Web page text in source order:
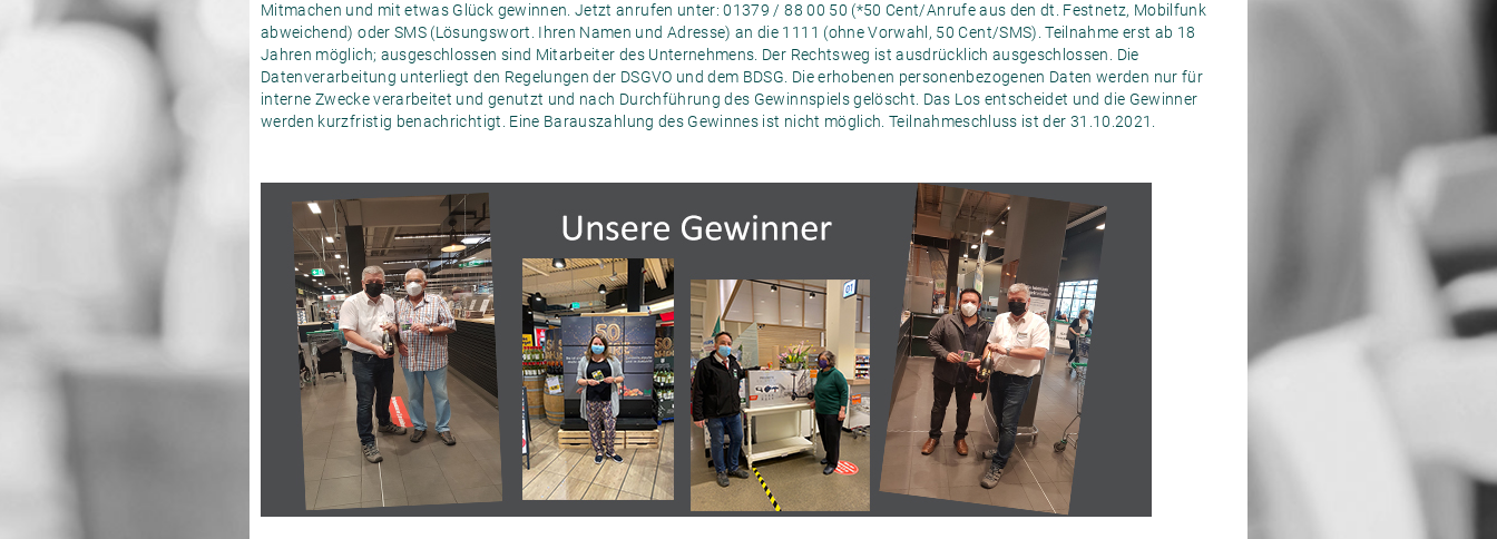
Mitmachen und mit etwas Glück gewinnen. Jetzt anrufen unter: 01379 / 88 00 50 (*50 Cent/Anrufe aus den dt. Festnetz, Mobilfunk
abweichend) oder SMS (Lösungswort. Ihren Namen und Adresse) an die 1111 (ohne Vorwahl, 50 Cent/SMS). Teilnahme erst ab 18
Jahren möglich; ausgeschlossen sind Mitarbeiter des Unternehmens. Der Rechtsweg ist ausdrücklich ausgeschlossen. Die
Datenverarbeitung unterliegt den Regelungen der DSGVO und dem BDSG. Die erhobenen personenbezogenen Daten werden nur für
interne Zwecke verarbeitet und genutzt und nach Durchführung des Gewinnspiels gelöscht. Das Los entscheidet und die Gewinner
werden kurzfristig benachrichtigt. Eine Barauszahlung des Gewinnes ist nicht möglich. Teilnahmeschluss ist der 31.10.2021.